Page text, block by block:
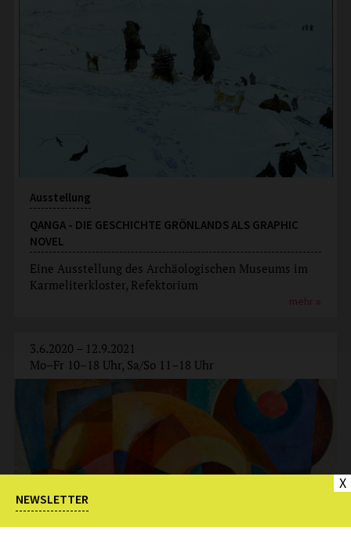
Ausstellung
QANGA - DIE GESCHICHTE GRÖNLANDS ALS GRAPHIC
NOVEL
Eine Ausstellung des Archäologischen Museums im
Karmeliterkloster, Refektorium
mehr
3.6.2020 – 12.9.2021
Mo–Fr 10–18 Uhr, Sa/So 11–18 Uhr
X
NEWSLETTER